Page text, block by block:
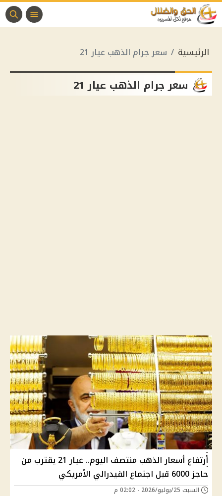
الرئيسية سعر جرام الذهب عيار 21
سعر جرام الذهب عيار 21
أرتفاع أسعار الذهب منتصف اليوم.. عيار 21 يقترب من
حاجز 6000 قبل اجتماع الفيدرالي الأمريكي
السبت 25/يوليو/2026 - 02:02 م